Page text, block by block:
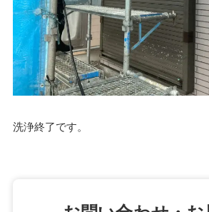
洗浄終了です。